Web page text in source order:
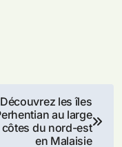
Découvrez les îles
au large
du nord-est
en Malaisie